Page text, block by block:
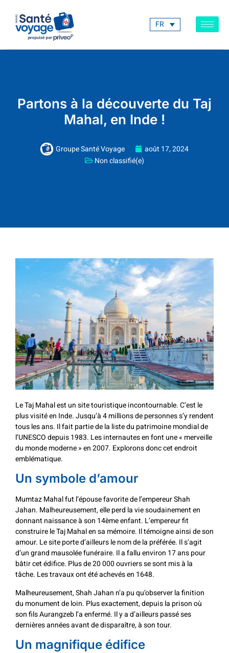
FR
Partons à la découverte du Taj
Mahal, en Inde !
Groupe Santé Voyage
août 17, 2024
Non classifié(e)
Le Taj Mahal est un site touristique incontournable. C’est le
plus visité en Inde. Jusqu’à 4 millions de personnes s’y rendent
tous les ans. Il fait partie de la liste du patrimoine mondial de
l’UNESCO depuis 1983. Les internautes en font une « merveille
du monde moderne » en 2007. Explorons donc cet endroit
emblématique.
Un symbole d’amour
Mumtaz Mahal fut l’épouse favorite de l’empereur Shah
Jahan. Malheureusement, elle perd la vie soudainement en
donnant naissance à son 14ème enfant. L’empereur fit
construire le Taj Mahal en sa mémoire. Il témoigne ainsi de son
amour. Le site porte d’ailleurs le nom de la préférée. Il s’agit
d’un grand mausolée funéraire. Il a fallu environ 17 ans pour
bâtir cet édifice. Plus de 20 000 ouvriers se sont mis à la
tâche. Les travaux ont été achevés en 1648.
Malheureusement, Shah Jahan n’a pu qu’observer la finition
du monument de loin. Plus exactement, depuis la prison où
son fils Aurangzeb l’a enfermé. Il y a d’ailleurs passé ses
dernières années avant de disparaître, à son tour.
Un magnifique édifice